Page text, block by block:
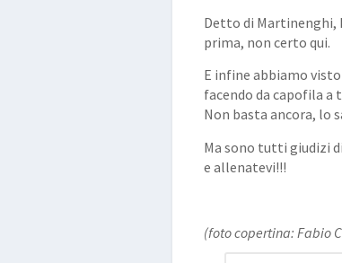
Detto di Martinenghi,
prima, non certo qui.
E infine abbiamo
facendo da capofila
Non basta ancora, lo
Ma sono tutti giudizi
e allenatevi!!!
(foto copertina: Fabio